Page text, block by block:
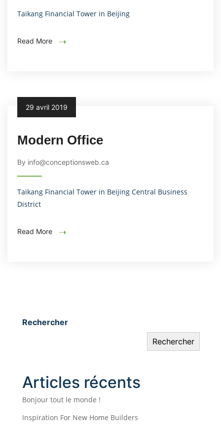
Taikang Financial Tower in Beijing
Read More
29 avril 2019
Modern Office
By info@conceptionsweb.ca
Taikang Financial Tower in Beijing Central Business
District
Read More
Rechercher
Rechercher
Articles récents
Bonjour tout le monde !
Inspiration For New Home Builders